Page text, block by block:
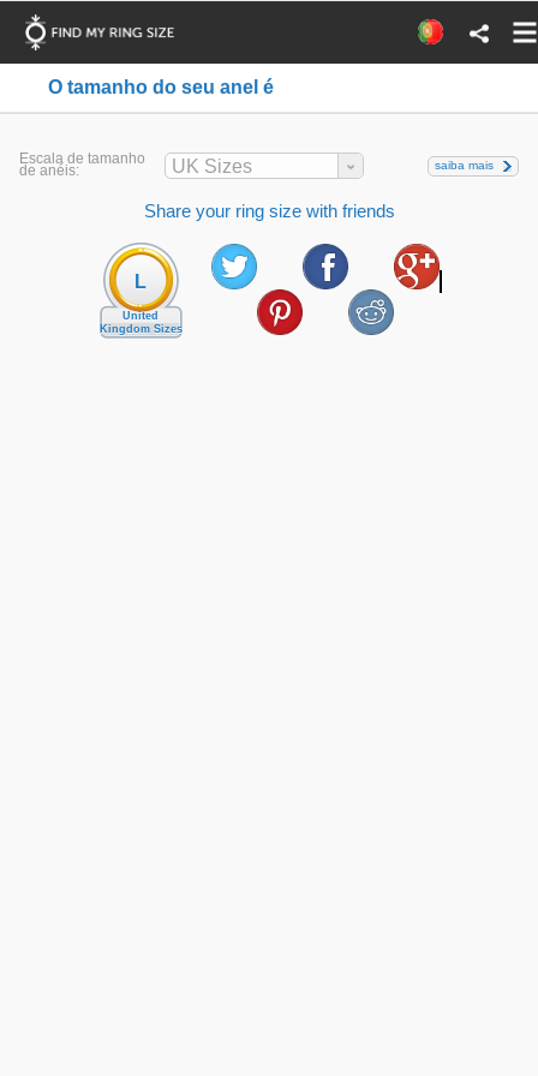
O tamanho do seu anel é
Escala de tamanho
de anéis: UK Sizes saiba mais
Share your ring size with friends
L
United
Kingdom Sizes